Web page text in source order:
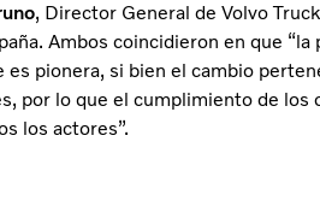
, Director General de Volvo
Ambos coincidieron en que “la
pionera, si bien el cambio
por lo que el cumplimiento de los
los actores”.